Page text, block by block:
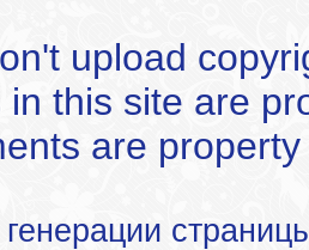
upload
this site are
are